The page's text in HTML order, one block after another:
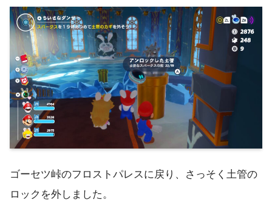
ゴーセツ峠のフロストパレスに戻り、さっそく土管の
ロックを外しました。